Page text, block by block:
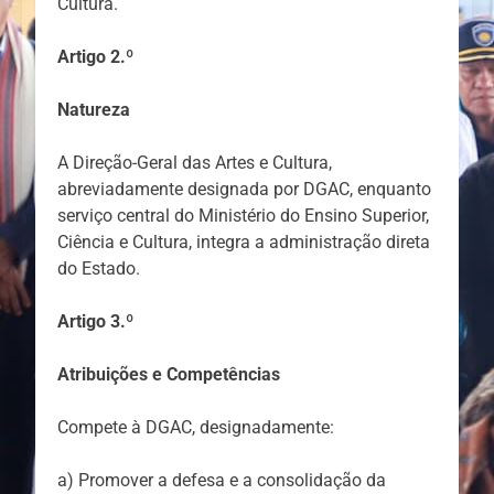
Artigo 2.º
Natureza
A Direção-Geral das Artes e Cultura,
abreviadamente designada por DGAC, enquanto
serviço central do Ministério do Ensino Superior,
Ciência e Cultura, integra a administração direta
do Estado.
Artigo 3.º
Atribuições e Competências
Compete à DGAC, designadamente:
a) Promover a defesa e a consolidação da